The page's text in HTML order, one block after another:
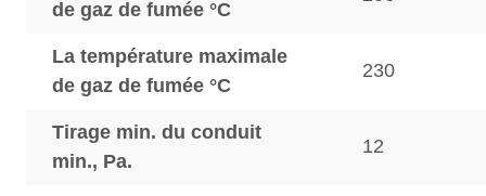
de gaz de fumée °C
La température maximale
de gaz de fumée °C
230
Tirage min. du conduit
min., Pa.
12